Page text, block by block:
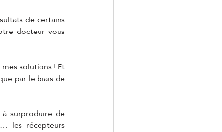
de certains
docteur vous
solutions ! Et
par le biais de
surproduire de
les récepteurs